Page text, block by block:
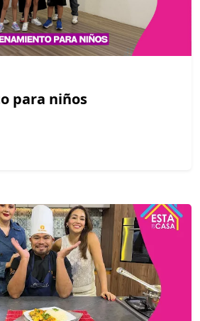
para niños